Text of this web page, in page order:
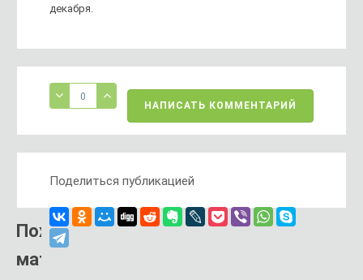
декабря.
0
НАПИСАТЬ КОММЕНТАРИЙ
Поделиться публикацией
Похожий
материал